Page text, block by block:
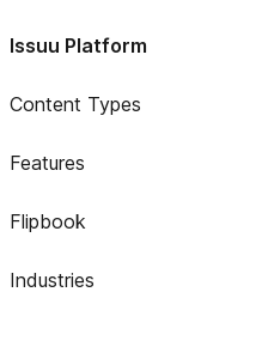
Issuu Platform
Content Types
Features
Flipbook
Industries